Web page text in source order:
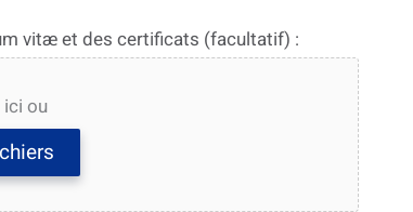
vitæ et des certificats (facultatif) :
ou